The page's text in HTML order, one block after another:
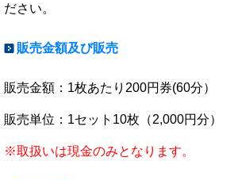
ださい。
販売金額及び販売
販売金額：1枚あたり200円券(60分）
販売単位：1セット10枚（2,000円分）
※取扱いは現金のみとなります。